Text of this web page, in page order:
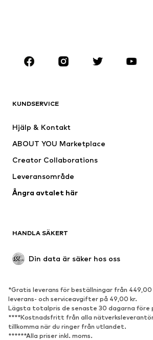
Premium
Nytt
Underkläder
Kappor
Badkläder
Upcycling
Populärt
Sneakers
Stövletter
Pumps & högklackade skor
Stövlar
KUNDSERVICE
Hjälp & Kontakt
ABOUT YOU Marketplace
Creator Collaborations
Leveransområde
Ångra avtalet här
HANDLA SÄKERT
Din data är säker hos oss
*Gratis leverans för beställningar från 449,00
leverans- och serviceavgifter på 49,00 kr.
Lägsta totalpris de senaste 30 dagarna före
****Kostnadsfritt från alla
tillkomma när du ringer från utlandet.
******Alla priser inkl. moms.